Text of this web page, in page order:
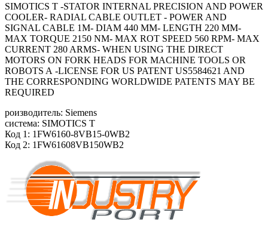
SIMOTICS T -STATOR INTERNAL PRECISION AND POWER
COOLER- RADIAL CABLE OUTLET - POWER AND
SIGNAL CABLE 1M- DIAM 440 MM- LENGTH 220 MM-
MAX TORQUE 2150 NM- MAX ROT SPEED 560 RPM- MAX
CURRENT 280 ARMS- WHEN USING THE DIRECT
MOTORS ON FORK HEADS FOR MACHINE TOOLS OR
ROBOTS A -LICENSE FOR US PATENT US5584621 AND
THE CORRESPONDING WORLDWIDE PATENTS MAY BE
REQUIRED
роизводитель: Siemens
система: SIMOTICS T
Код 1: 1FW6160-8VB15-0WB2
Код 2: 1FW61608VB150WB2